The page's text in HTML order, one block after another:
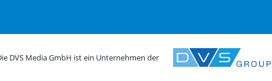
DVS Media GmbH ist ein Unternehmen der